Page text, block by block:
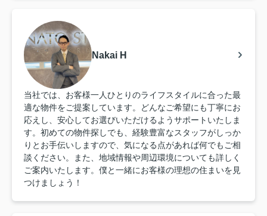
Nakai H
当社では、お客様一人ひとりのライフスタイルに合った最
適な物件をご提案しています。どんなご希望にも丁寧にお
応えし、安心してお選びいただけるようサポートいたしま
す。初めての物件探しでも、経験豊富なスタッフがしっか
りとお手伝いしますので、気になる点があれば何でもご相
談ください。また、地域情報や周辺環境についても詳しく
ご案内いたします。僕と一緒にお客様の理想の住まいを見
つけましょう！